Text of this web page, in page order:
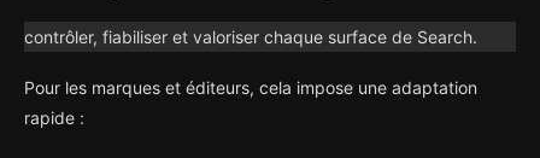
contrôler, fiabiliser et valoriser chaque surface de Search.
Pour les marques et éditeurs, cela impose une adaptation
rapide :